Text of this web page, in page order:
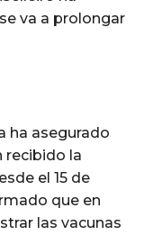
va a prolongar
ha asegurado
recibido la
el 15 de
que en
las vacunas